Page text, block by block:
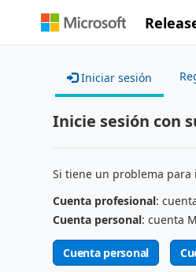
Iniciar sesión
Inicie sesión con
Si tiene un problema para
Cuenta profesional:
Cuenta personal: cuenta
Cuenta personal